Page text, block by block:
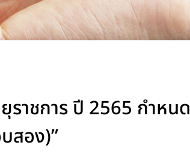
ราชการ ปี 2565 กําหนด
สอง)”